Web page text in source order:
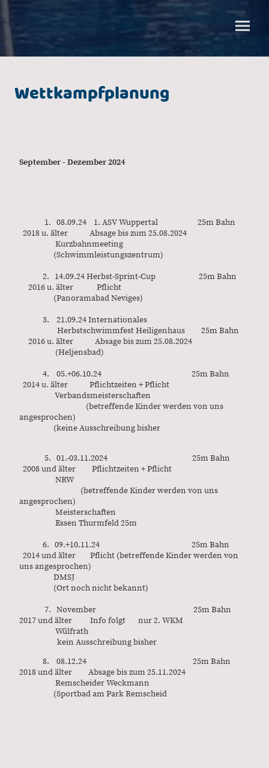
Wettkampfplanung
September - Dezember 2024
1. 08.09.24 1. ASV Wuppertal 25m Bahn
2018 u. älter Absage bis zum 25.08.2024
Kurzbahnmeeting
(Schwimmleistungszentrum)
2. 14.09.24 Herbst-Sprint-Cup 25m Bahn
2016 u. älter Pflicht
(Panoramabad Neviges)
3. 21.09.24 Internationales
Herbstschwimmfest Heiligenhaus 25m Bahn
2016 u. älter Absage bis zum 25.08.2024
(Heljensbad)
4. 05.+06.10.24 25m Bahn
2014 u. älter Pflichtzeiten + Pflicht
Verbandsmeisterschaften
(betreffende Kinder werden von uns
angesprochen)
(keine Ausschreibung bisher
5. 01.-03.11.2024 25m Bahn
2008 und älter Pflichtzeiten + Pflicht
NRW
(betreffende Kinder werden von uns
angesprochen)
Meisterschaften
Essen Thurmfeld 25m
6. 09.+10.11.24 25m Bahn
2014 und älter Pflicht (betreffende Kinder werden von
uns angesprochen)
DMSJ
(Ort noch nicht bekannt)
7. November 25m Bahn
2017 und älter Info folgt nur 2. WKM
Wülfrath
kein Ausschreibung bisher
8. 08.12.24 25m Bahn
2018 und älter Absage bis zum 25.11.2024
Remscheider Weckmann
(Sportbad am Park Remscheid